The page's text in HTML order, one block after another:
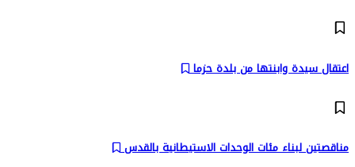
اعتقال سيدة وابنتها من بلدة حزما
مناقصتين لبناء مئات الوحدات الاستيطانية بالقدس